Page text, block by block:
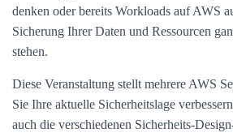
denken oder bereits Workloads auf AWS
Sicherung Ihrer Daten und Ressourcen
stehen.
Diese Veranstaltung stellt mehrere AWS
Sie Ihre aktuelle Sicherheitslage
auch die verschiedenen Sicherheits-